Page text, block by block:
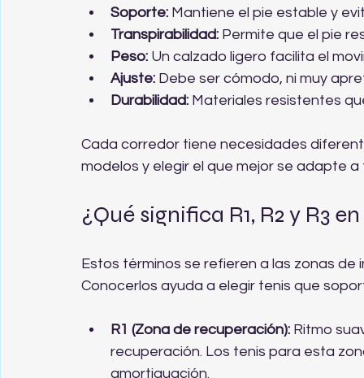
Soporte: Mantiene el pie estable y
Transpirabilidad: Permite que el pie
Peso: Un calzado ligero facilita el
Ajuste: Debe ser cómodo, ni muy
Durabilidad: Materiales resistentes
Cada corredor tiene necesidades
modelos y elegir el que mejor se adapte
¿Qué significa R1, R2 y R3
Estos términos se refieren a las zonas
Conocerlos ayuda a elegir tenis que
R1 (Zona de recuperación): Ritmo
recuperación. Los tenis para esta
amortiguación.